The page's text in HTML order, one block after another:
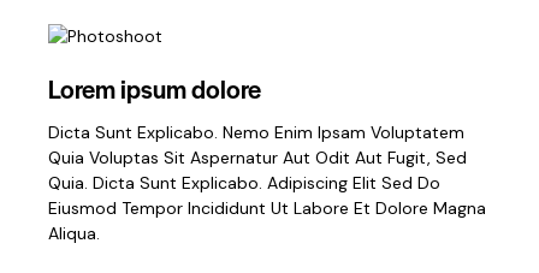
Lorem ipsum dolore
Dicta Sunt Explicabo. Nemo Enim Ipsam Voluptatem
Quia Voluptas Sit Aspernatur Aut Odit Aut Fugit, Sed
Quia. Dicta Sunt Explicabo. Adipiscing Elit Sed Do
Eiusmod Tempor Incididunt Ut Labore Et Dolore Magna
Aliqua.